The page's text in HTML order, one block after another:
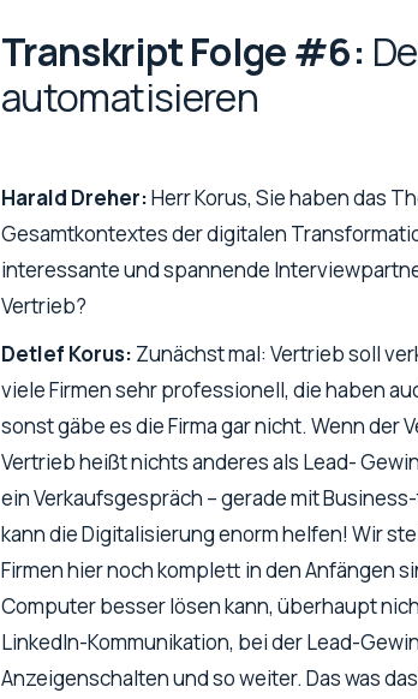
Transkript Folge #6:
automatisieren
Harald Dreher:Herr Korus, Sie haben das
Gesamtkontextes der digitalen
interessante und spannende
Vertrieb?
Detlef Korus: Zunächst mal: Vertrieb soll
viele Firmen sehr professionell, die haben
sonst gäbe es die Firma gar nicht. Wenn der
Vertrieb heißt nichts anderes als Lead-
ein Verkaufsgespräch – gerade mit
kann die Digitalisierung enorm helfen! Wir
Firmen hier noch komplett in den Anfängen
Computer besser lösen kann, überhaupt
LinkedIn-Kommunikation, bei der Lead-
Anzeigenschalten und so weiter. Das was